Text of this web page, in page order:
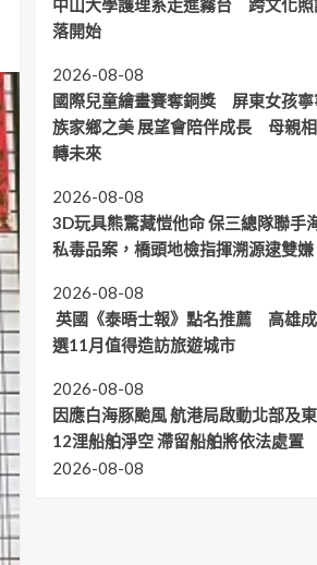
中山大學護理系走進霧台 跨文化照
落開始
2026-08-08
國際兒童繪畫賽奪銅獎 屏東女孩寧
族家鄉之美 展望會陪伴成長 母親
轉未來
2026-08-08
3D玩具熊驚藏愷他命 保三總隊聯手
私毒品案，橋頭地檢指揮溯源逮雙嫌
2026-08-08
英國《泰晤士報》點名推薦 高雄
選11月值得造訪旅遊城市
2026-08-08
因應白海豚颱風 航港局啟動北部及
12浬船舶淨空 滯留船舶將依法處置
2026-08-08